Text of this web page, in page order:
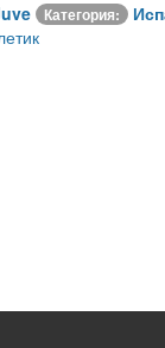
Категория: